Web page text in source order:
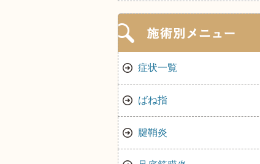
症状一覧
ばね指
腱鞘炎